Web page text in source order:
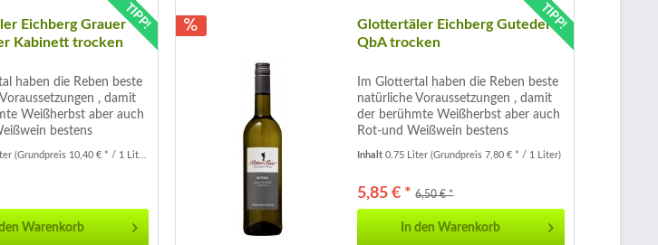
TIPP!
Eichberg Grauer
Kabinett trocken
haben die Reben beste
, damit
Weißherbst aber auch
bestens
Seit dem 15.Jahrhundert
Weine angebaut . Mit
(Grundpreis 10,40 € * / 1 Liter)
Warenkorb
TIPP!
Glottertäler Eichberg Gutedel
QbA trocken
Im Glottertal haben die Reben beste
natürliche Voraussetzungen , damit
der berühmte Weißherbst aber auch
Rot-und Weißwein bestens
gedeihen. Seit dem 15.Jahrhundert
werden hier Weine angebaut . In
Reflexen...
Inhalt0.75 Liter(Grundpreis 7,80 € * / 1 Liter)
5,85 € * 6,50 € *
In den Warenkorb